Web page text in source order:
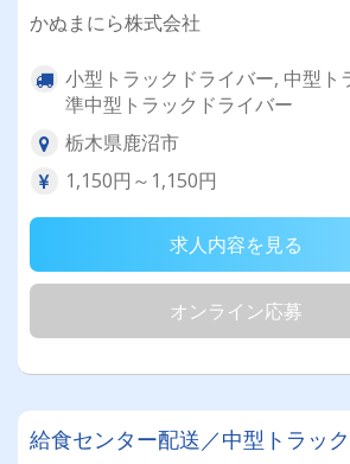
かぬまにら株式会社
小型トラックドライバー, 中型ト
準中型トラックドライバー
栃木県鹿沼市
1,150円～1,150円
求人内容を見る
オンライン応募
給食センター配送／中型トラッ